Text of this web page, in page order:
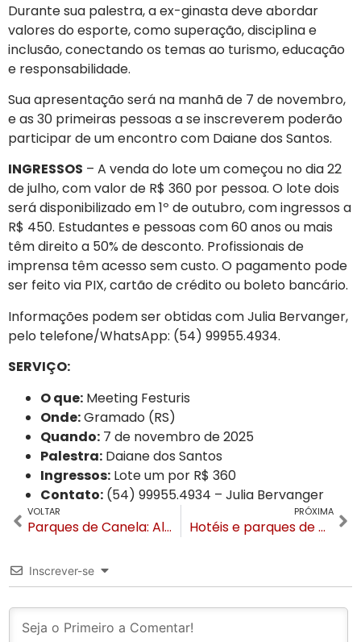
Durante sua palestra, a ex-ginasta deve abordar
valores do esporte, como superação, disciplina e
inclusão, conectando os temas ao turismo, educação
e responsabilidade.
Sua apresentação será na manhã de 7 de novembro,
e as 30 primeiras pessoas a se inscreverem poderão
participar de um encontro com Daiane dos Santos.
INGRESSOS – A venda do lote um começou no dia 22
de julho, com valor de R$ 360 por pessoa. O lote dois
será disponibilizado em 1º de outubro, com ingressos a
R$ 450. Estudantes e pessoas com 60 anos ou mais
têm direito a 50% de desconto. Profissionais de
imprensa têm acesso sem custo. O pagamento pode
ser feito via PIX, cartão de crédito ou boleto bancário.
Informações podem ser obtidas com Julia Bervanger,
pelo telefone/WhatsApp: (54) 99955.4934.
SERVIÇO:
O que: Meeting Festuris
Onde:Gramado (RS)
Quando: 7 de novembro de 2025
Palestra: Daiane dos Santos
Ingressos: Lote um por R$ 360
Contato: (54) 99955.4934 – Julia Bervanger
VOLTAR
Parques de Canela: Alpen Park e Terra Mágica Florybal são listados em ranking mundial do TripAdvisor 2025
PRÓXIMA
Hotéis e parques de Canela/RS oferecem descontos em setembro durante o festival Sabores de Canela
Inscrever-se